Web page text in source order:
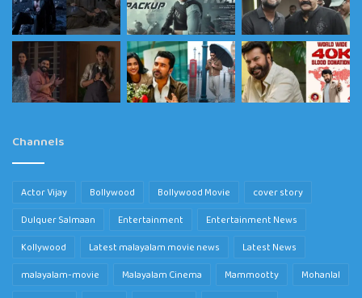
Channels
Actor Vijay Bollywood Bollywood Movie
cover story
Dulquer Salmaan
Entertainment
Entertainment News
Kollywood
Latest malayalam movie news
Latest News
malayalam-movie
Malayalam Cinema Mammootty
Mohanlal